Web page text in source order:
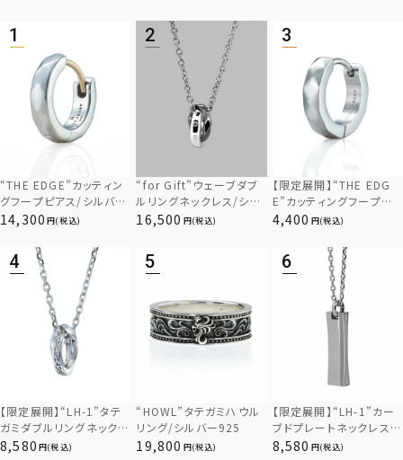
“THE EDGE”カッティン
グフープピアス/シルバー
925
14,300 (税込)
“for Gift”ウェーブダブ
ルリングネックレス/シル
バー×ブラック/シルバー
16,500 (税込)
【限定展開】“THE EDG
E”カッティングフープピ
アス/サージカルステンレ
4,400 (税込)
【限定展開】“LH-1”タテ
ガミダブルリングネックレ
ス（ツイスト/シルバー）/
8,580 (税込)
“HOWL”タテガミハウル
リング/シルバー925
19,800 (税込)
【限定展開】“LH-1”カー
ブドプレートネックレス/
サージカルステンレス（金
8,580 (税込)